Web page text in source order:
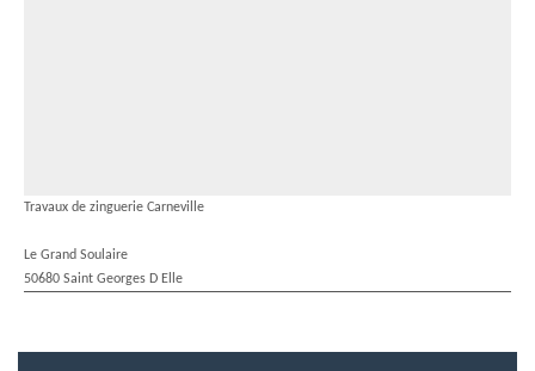
Travaux de zinguerie Carneville
Le Grand Soulaire
50680 Saint Georges D Elle